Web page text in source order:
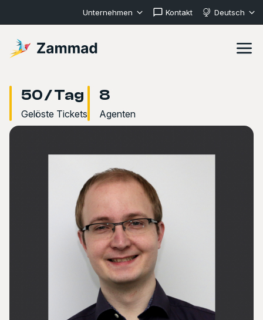
Unternehmen Kontakt Deutsch
50 / Tag
Gelöste Tickets
8
Agenten